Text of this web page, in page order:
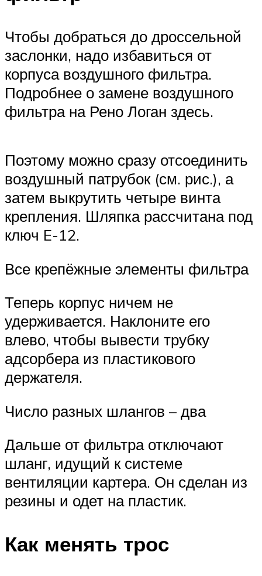
Меню
Чтобы добраться до дроссельной
заслонки, надо избавиться от
корпуса воздушного фильтра.
Подробнее о замене воздушного
фильтра на Рено Логан здесь.
Поэтому можно сразу отсоединить
воздушный патрубок (см. рис.), а
затем выкрутить четыре винта
крепления. Шляпка рассчитана под
ключ E-12.
Все крепёжные элементы фильтра
Теперь корпус ничем не
удерживается. Наклоните его
влево, чтобы вывести трубку
адсорбера из пластикового
держателя.
Число разных шлангов – два
Дальше от фильтра отключают
шланг, идущий к системе
вентиляции картера. Он сделан из
резины и одет на пластик.
Как менять трос